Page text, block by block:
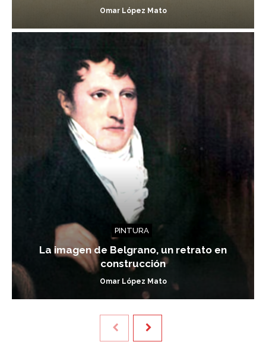
Omar López Mato
PINTURA
La imagen de Belgrano, un retrato en
construcción
Omar López Mato